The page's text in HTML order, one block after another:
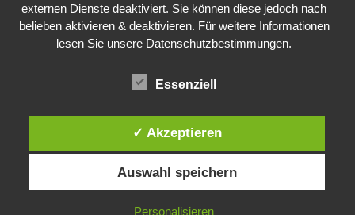
externen Dienste deaktiviert. Sie können diese jedoch nach
belieben aktivieren & deaktivieren. Für weitere Informationen
lesen Sie unsere Datenschutzbestimmungen.
Essenziell
✓ Akzeptieren
Auswahl speichern
Personalisieren